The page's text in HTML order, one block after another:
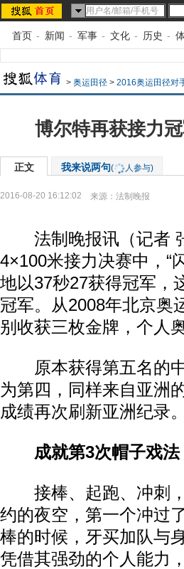
首页 - 新闻 - 军事 - 文化 - 历史 -
> 奥运田径 > 2016奥运田径对
博尔特再获接力
正文 我来说两句( 人参与)
2016-08-20 16:12:02 来源： 法制晚报
法制晚报讯（记者
4×100米接力决赛中，“
地以37秒27获得冠军，
冠军。从2008年北京奥
别收获三枚金牌，个人
原本获得第五名的中
为第四，同样来自亚洲
成绩再次刷新亚洲纪录。
成就第3次帽子戏
接棒、起跑、冲刺，
约的夜空，第一个冲过
棒的时候，牙买加队与
凭借其强劲的个人能力